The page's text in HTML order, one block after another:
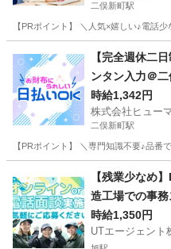
二俣新町駅
【PRポイント】 ＼人気×嬉しい♪電話
二俣新町駅
【完全週休二
ンタン入力＠
時給1,342円
株式会社ヒュー
二俣新町駅
【PRポイント】 ＼専門知識不要♪品
二俣新町駅
【残業少なめ
造工場での事
ク！
時給1,350円
UTエージェント